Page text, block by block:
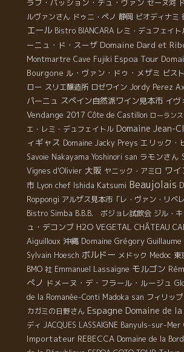
セーヌ河
ルヴァンさん ドゥニ・ペノ 静岡 ビオディナミ
エール Bistro BIANCARA レミ・デュフェイト
ーニュ・ド・スーザ Domaine Dard et
Montmartre Cave Fujiki Espoa Tour
Bourgone ル・ヴァン・ドゥ・メザミ ビス
ロー スリエ醸造所 ロゼワイン Jordy Perez
パーニュ スペイン自然派ワイン見本市 イヴ
Vendange 2017 Côte de Castillon ローラン
エ・レミ・デュフェイトル Domaine Jean-
ィギャス Domaine Jacky Preys エリック・
Savoie Nakayama Yoshinori san ラモンさん
Vignes d'Olivier 大阪 ヤニック・アミロ ワ
市 Lyon chef Ishida Katsumi Beaujolais
Roppongi アルザス見本市「レ・ヴァン・リベレ
Bistro Simba B.B.B. ボジョレ試飲会 ジル・
ュ・デコンブ H2O VEGETAL CHÂTEAU
Aiguilloux 沖縄 Domaine Grégory Guillaume
Sylvain Hoesch ボルドー メドック Medoc 東
BMO 社 Emmanuel Lassaigne モルゴン
ぺノ ドメーヌ・デ・フラール・ルージュ
de la Romanée-Conti Madoka san フィリッ
カガミの日野さん Espagne Domaine de
ディ JACQUES LASSAIGNE Banyuls-sur-Mer
Importateur REBECCA Domaine de la